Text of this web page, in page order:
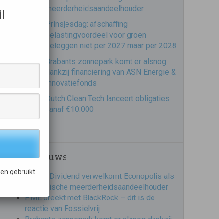
meerderheidsaandeelhouder
Prinsjesdag: afschaffing
belastingvoordeel voor groen
beleggen niet per 2027 maar per 2028
Brabants zonnepark komt er alsnog
dankzij financiering van ASN Energie &
Innovatiefonds
Dutch Clean Tech lanceert obligaties
vanaf €10.000
Recent nieuws
DoubleDividend verwelkomt Econopolis als
strategische meerderheidsaandeelhouder
PME breekt met BlackRock – dit is de
reactie van Fossielvrij
gebruikt